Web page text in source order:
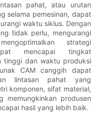
pahat, atau urutan
selama pemesinan, dapat
waktu siklus. Dengan
tidak perlu, mengurangi
strategi
mencapai tingkat
tinggi dan waktu produksi
CAM canggih dapat
lintasan pahat yang
komponen, sifat material,
memungkinkan produsen
hasil yang lebih baik.